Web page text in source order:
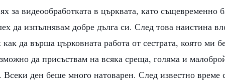
за видеообработката в църквата, като същевременно
да изпълнявам добре дълга си. След това наистина
да върша църковната работа от сестрата, която ми
да присъствам на всяка среща, голяма и
Всеки ден беше много натоварен. След известно време